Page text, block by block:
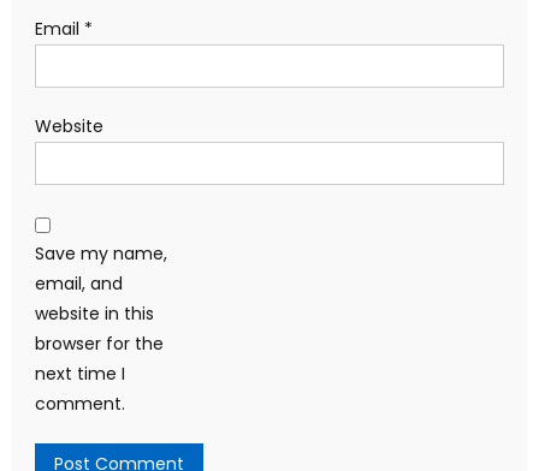
Email *
Website
Save my name,
email, and
website in this
browser for the
next time I
comment.